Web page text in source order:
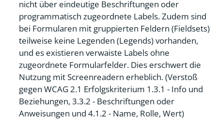
nicht über eindeutige Beschriftungen oder
programmatisch zugeordnete Labels. Zudem sind
bei Formularen mit gruppierten Feldern (Fieldsets)
teilweise keine Legenden (Legends) vorhanden,
und es existieren verwaiste Labels ohne
zugeordnete Formularfelder. Dies erschwert die
Nutzung mit Screenreadern erheblich. (Verstoß
gegen WCAG 2.1 Erfolgskriterium 1.3.1 - Info und
Beziehungen, 3.3.2 - Beschriftungen oder
Anweisungen und 4.1.2 - Name, Rolle, Wert)